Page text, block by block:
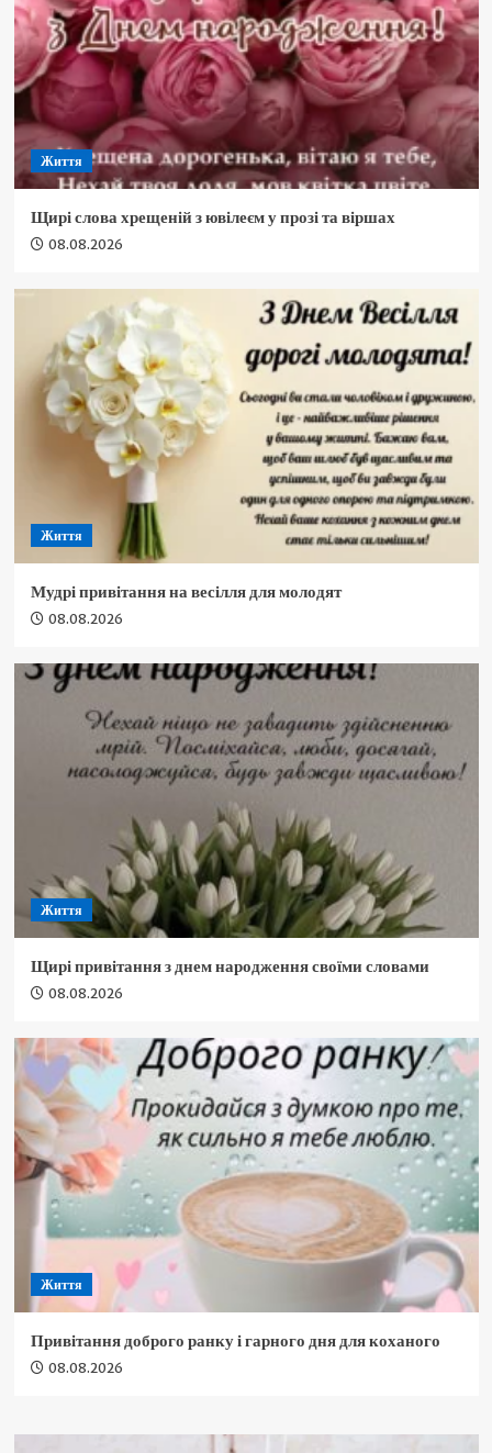
Життя
Щирі слова хрещеній з ювілеєм у прозі та віршах
08.08.2026
Життя
Мудрі привітання на весілля для молодят
08.08.2026
Життя
Щирі привітання з днем народження своїми словами
08.08.2026
Життя
Привітання доброго ранку і гарного дня для коханого
08.08.2026